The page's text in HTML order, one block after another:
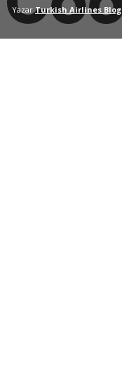
Yazar Turkish Airlines Blog